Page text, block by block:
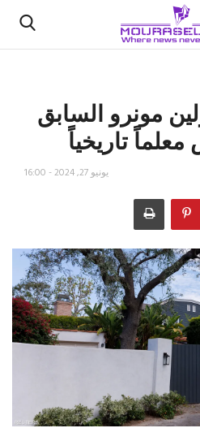
مونرو السابق
تاريخياً
يونيو 27, 2024 - 16:00